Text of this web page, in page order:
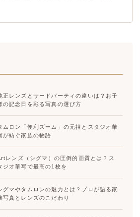
正レンズとサードパーティの違いは？お子
の記念日を彩る写真の選び方
ムロン「便利ズーム」の元祖とスタジオ華
が紡ぐ家族の物語
レンズ（シグマ）の圧倒的画質とは？ス
ジオ華写で最高の1枚を
グマやタムロンの魅力とは？プロが語る家
写真とレンズのこだわり